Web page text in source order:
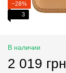
−28%
3
В наличии
2 019 грн